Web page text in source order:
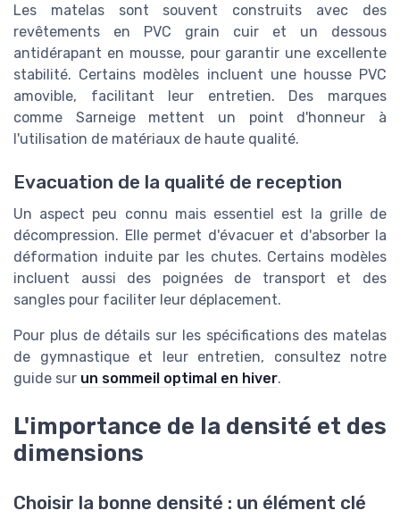
Les matelas sont souvent construits avec des
revêtements en PVC grain cuir et un dessous
antidérapant en mousse, pour garantir une excellente
stabilité. Certains modèles incluent une housse PVC
amovible, facilitant leur entretien. Des marques
comme Sarneige mettent un point d'honneur à
l'utilisation de matériaux de haute qualité.
Evacuation de la qualité de reception
Un aspect peu connu mais essentiel est la grille de
décompression. Elle permet d'évacuer et d'absorber la
déformation induite par les chutes. Certains modèles
incluent aussi des poignées de transport et des
sangles pour faciliter leur déplacement.
Pour plus de détails sur les spécifications des matelas
de gymnastique et leur entretien, consultez notre
guide sur un sommeil optimal en hiver.
L'importance de la densité et des
dimensions
Choisir la bonne densité : un élément clé